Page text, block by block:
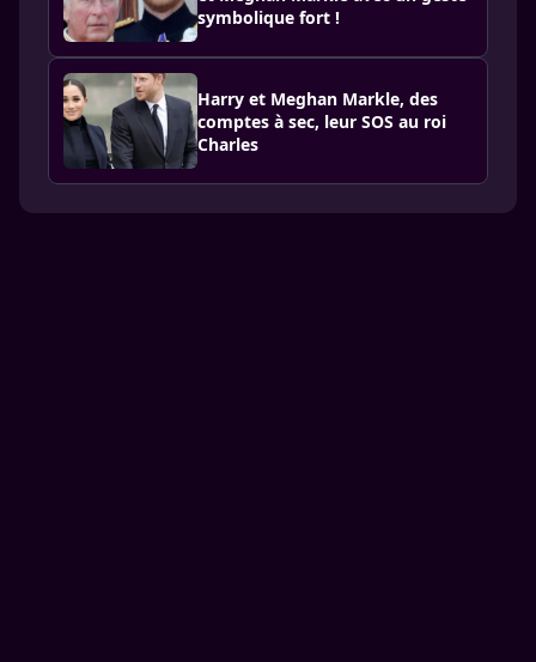
symbolique fort !
Harry et Meghan Markle, des
comptes à sec, leur SOS au roi
Charles